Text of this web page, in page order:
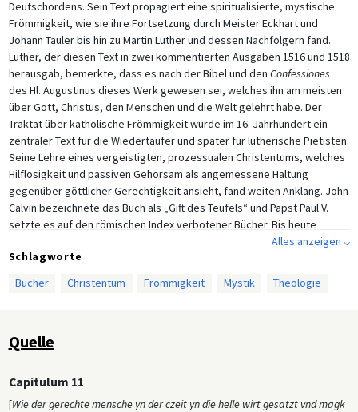
Deutschordens. Sein Text propagiert eine spiritualisierte, mystische
Frömmigkeit, wie sie ihre Fortsetzung durch Meister Eckhart und
Johann Tauler bis hin zu Martin Luther und dessen Nachfolgern fand.
Luther, der diesen Text in zwei kommentierten Ausgaben 1516 und 1518
herausgab, bemerkte, dass es nach der Bibel und den Confessiones
des Hl. Augustinus dieses Werk gewesen sei, welches ihn am meisten
über Gott, Christus, den Menschen und die Welt gelehrt habe. Der
Traktat über katholische Frömmigkeit wurde im 16. Jahrhundert ein
zentraler Text für die Wiedertäufer und später für lutherische Pietisten.
Seine Lehre eines vergeistigten, prozessualen Christentums, welches
Hilflosigkeit und passiven Gehorsam als angemessene Haltung
gegenüber göttlicher Gerechtigkeit ansieht, fand weiten Anklang. John
Calvin bezeichnete das Buch als „Gift des Teufels“ und Papst Paul V.
setzte es auf den römischen Index verbotener Bücher. Bis heute
auf Deutsch,
Englisch, Niederländisch, Latein, Schwedisch, Dänisch, Russisch,
Alles anzeigen ⌵
Schlagworte
Bücher
Christentum Frömmigkeit Mystik Theologie
Quelle
Capitulum 11
[Wie der gerechte mensche yn der czeit yn die helle wirt gesatzt vnd magk